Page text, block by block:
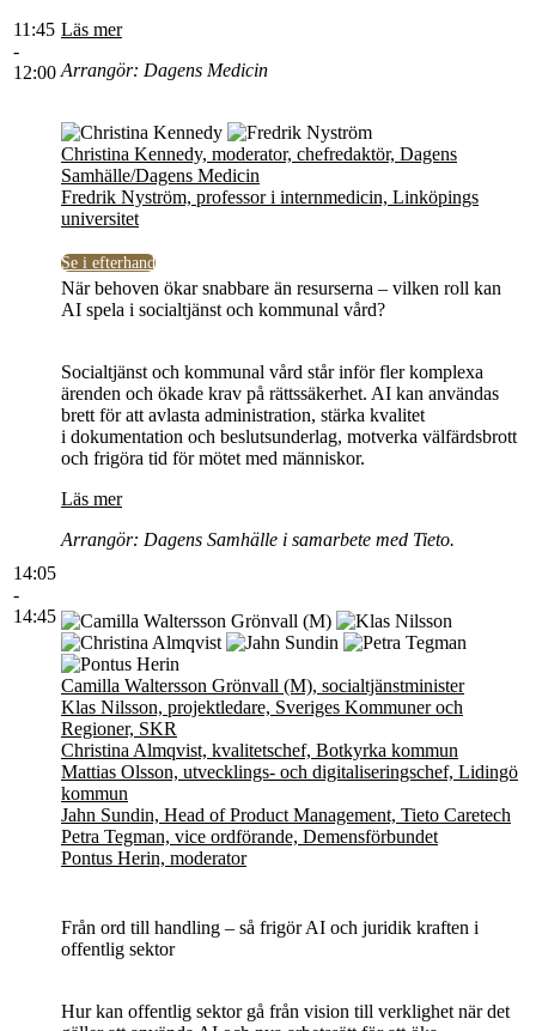
11:45
-
12:00
Läs mer
Arrangör: Dagens Medicin
Christina Kennedy, moderator, chefredaktör, Dagens
Samhälle/Dagens Medicin
Fredrik Nyström, professor i internmedicin, Linköpings
universitet
Se i efterhand
14:05
-
14:45
När behoven ökar snabbare än resurserna – vilken roll kan
AI spela i socialtjänst och kommunal vård?
Socialtjänst och kommunal vård står inför fler komplexa
ärenden och ökade krav på rättssäkerhet. AI kan användas
brett för att avlasta administration, stärka kvalitet
i dokumentation och beslutsunderlag, motverka välfärdsbrott
och frigöra tid för mötet med människor.
Läs mer
Arrangör: Dagens Samhälle i samarbete med Tieto.
Camilla Waltersson Grönvall (M), socialtjänstminister
Klas Nilsson, projektledare, Sveriges Kommuner och
Regioner, SKR
Christina Almqvist, kvalitetschef, Botkyrka kommun
Mattias Olsson, utvecklings- och digitaliseringschef, Lidingö
kommun
Jahn Sundin, Head of Product Management, Tieto Caretech
Petra Tegman, vice ordförande, Demensförbundet
Pontus Herin, moderator
Från ord till handling – så frigör AI och juridik kraften i
offentlig sektor
Hur kan offentlig sektor gå från vision till verklighet när det